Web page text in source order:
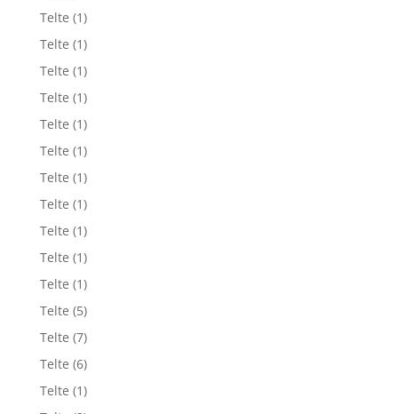
Telte (1)
Telte (1)
Telte (1)
Telte (1)
Telte (1)
Telte (1)
Telte (1)
Telte (1)
Telte (1)
Telte (1)
Telte (1)
Telte (5)
Telte (7)
Telte (6)
Telte (1)